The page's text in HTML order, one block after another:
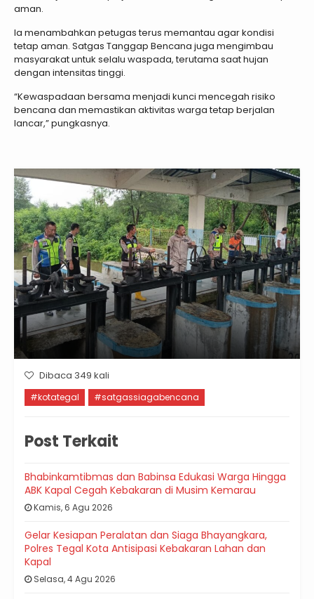
aman.
Ia menambahkan petugas terus memantau agar kondisi
tetap aman. Satgas Tanggap Bencana juga mengimbau
masyarakat untuk selalu waspada, terutama saat hujan
dengan intensitas tinggi.
“Kewaspadaan bersama menjadi kunci mencegah risiko
bencana dan memastikan aktivitas warga tetap berjalan
lancar,” pungkasnya.
Dibaca 349 kali
#kotategal #satgassiagabencana
Post Terkait
Bhabinkamtibmas dan Babinsa Edukasi Warga Hingga
ABK Kapal Cegah Kebakaran di Musim Kemarau
Kamis, 6 Agu 2026
Gelar Kesiapan Peralatan dan Siaga Bhayangkara,
Polres Tegal Kota Antisipasi Kebakaran Lahan dan
Kapal
Selasa, 4 Agu 2026